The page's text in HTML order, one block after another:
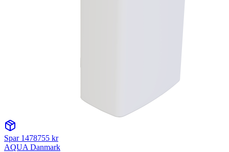
Spar 1478755 kr
AQUA Danmark